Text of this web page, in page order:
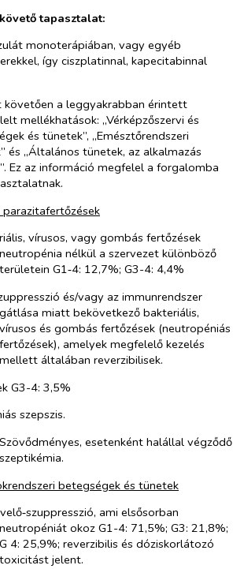
tapasztalat:
monoterápiában, vagy egyéb
így ciszplatinnal, kapecitabinnal
a leggyakrabban érintett
mellékhatások: „Vérképzőszervi és
és tünetek”, „Emésztőrendszeri
és „Általános tünetek, az alkalmazás
Ez az információ megfelel a forgalomba
vírusos, vagy gombás fertőzések
neutropénia nélkül a szervezet különböző
területein G1‑4: 12,7%; G3-4: 4,4%
és/vagy az immunrendszer
gátlása miatt bekövetkező bakteriális,
vírusos és gombás fertőzések (neutropéniás
fertőzések), amelyek megfelelő kezelés
mellett általában reverzibilisek.
G3-4: 3,5%
szepszis.
Szövődményes, esetenként halállal végződő
szeptikémia.
betegségek és tünetek
, ami elsősorban
neutropéniát okoz G1-4: 71,5%; G3: 21,8%;
G 4: 25,9%; reverzibilis és dóziskorlátozó
toxicitást jelent.